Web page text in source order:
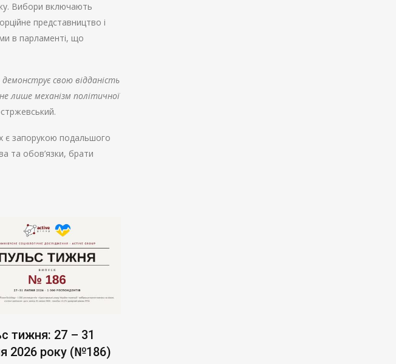
Вибори включають
представництво і
в парламенті, що
свою відданість
лише механізм політичної
є запорукою подальшого
та обов’язки, брати
тижня: 27 – 31
2026 року (№186)